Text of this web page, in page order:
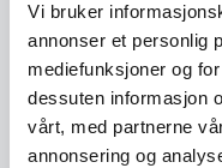
Vi bruker
annonser et personlig
mediefunksjoner og
dessuten informasjon
vårt, med partnerne
annonsering og